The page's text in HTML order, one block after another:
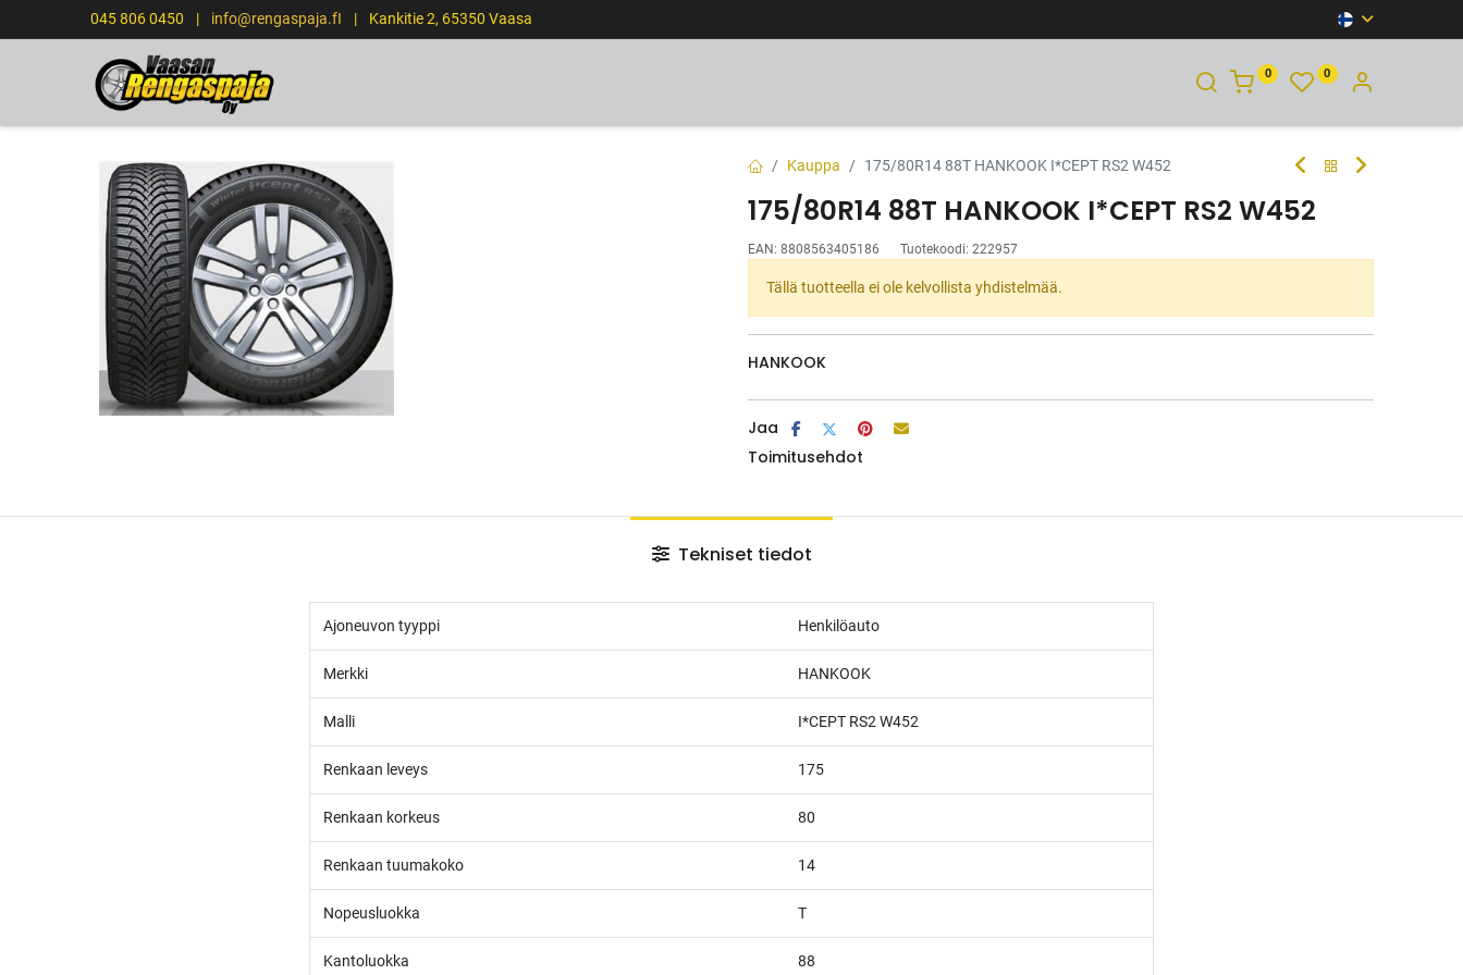
045 806 0450 | info@rengaspaja.fI | Kankitie 2, 65350 Vaasa
0 0
Kauppa 175/80R14 88T HANKOOK I*CEPT RS2 W452
175/80R14 88T HANKOOK I*CEPT RS2 W452
EAN: 8808563405186 Tuotekoodi: 222957
Tällä tuotteella ei ole kelvollista yhdistelmää.
HANKOOK
Jaa
Toimitusehdot
Tekniset tiedot
Ajoneuvon tyyppi Henkilöauto
Merkki HANKOOK
Malli I*CEPT RS2 W452
Renkaan leveys 175
Renkaan korkeus 80
Renkaan tuumakoko 14
Nopeusluokka T
Kantoluokka 88